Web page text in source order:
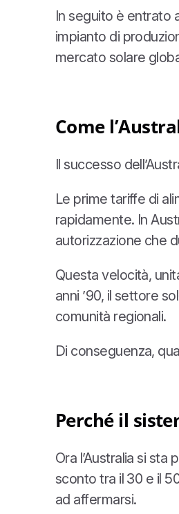
In seguito è entrato
impianto di
mercato solare
Come
Il successo
Le prime tariffe di
rapidamente. In
autorizzazione che
Questa velocità,
anni ’90, il settore
comunità regionali.
Di conseguenza,
Perché il
Ora l’Australia si
sconto tra il 30 e il
ad affermarsi.